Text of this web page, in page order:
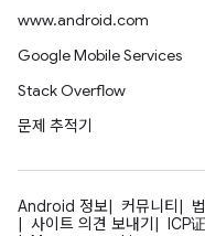
www.android.com
Google Mobile Services
Stack Overflow
문제 추적기
Android 정보 커뮤니티
사이트 의견 보내기
ICP